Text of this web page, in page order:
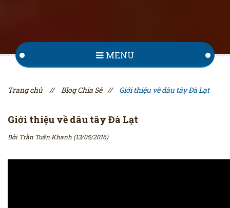
MENU
Trang chủ // Blog Chia Sẻ // Giới thiệu về dâu tây Đà Lạt
Giới thiệu về dâu tây Đà Lạt
Bởi Trần Tuấn Khanh (13/05/2016)